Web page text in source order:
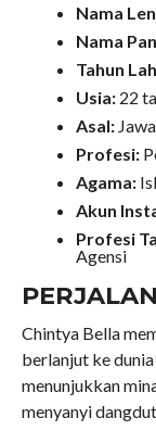
Nama
Nama
Tahun
Usia:22
Asal:
Profesi:
Agama:
Akun
Profesi
Agensi
Chintya Bella
berlanjut ke
menunjukkan
menyanyi